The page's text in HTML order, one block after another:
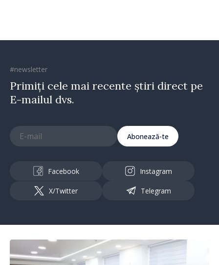
#newsletter
Primiți cele mai recente știri direct pe
E-mailul dvs.
Abonează-te
Facebook Instagram
X/Twitter Telegram